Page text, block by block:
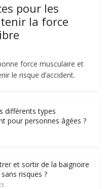
pour les
la force
force musculaire et
le risque d’accident.
différents types
pour personnes âgées ?
et sortir de la baignoire
risques ?